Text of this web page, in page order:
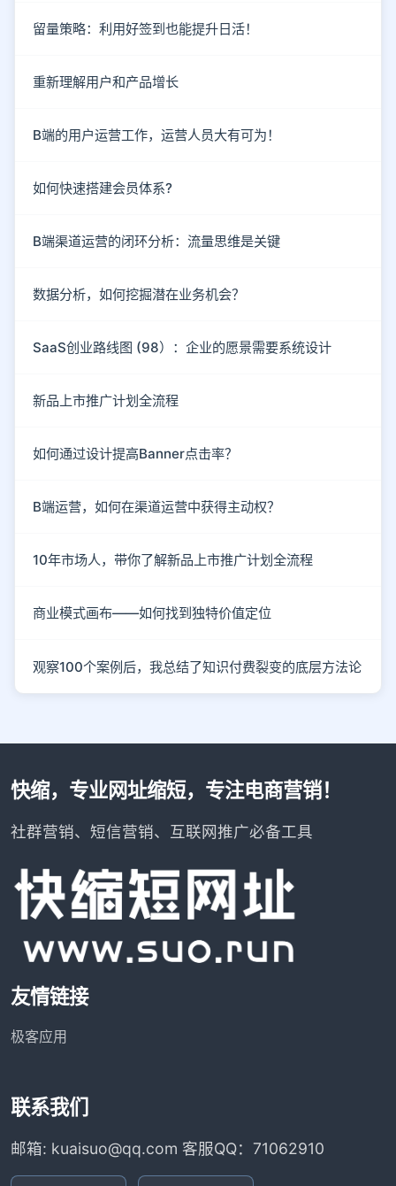
留量策略：利用好签到也能提升日活！
重新理解用户和产品增长
B端的用户运营工作，运营人员大有可为！
如何快速搭建会员体系?
B端渠道运营的闭环分析：流量思维是关键
数据分析，如何挖掘潜在业务机会？
SaaS创业路线图 (98）：企业的愿景需要系统设计
新品上市推广计划全流程
如何通过设计提高Banner点击率？
B端运营，如何在渠道运营中获得主动权？
10年市场人，带你了解新品上市推广计划全流程
商业模式画布——如何找到独特价值定位
观察100个案例后，我总结了知识付费裂变的底层方法论
快缩，专业网址缩短，专注电商营销！
社群营销、短信营销、互联网推广必备工具
友情链接
极客应用
联系我们
邮箱: kuaisuo@qq.com 客服QQ：71062910